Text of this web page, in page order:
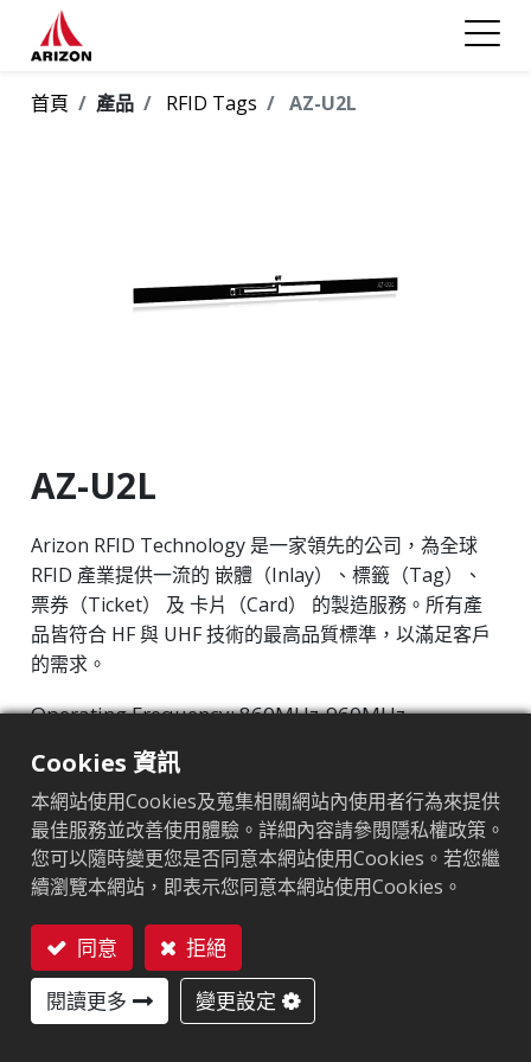
首頁 產品 RFID Tags AZ-U2L
AZ-U2L
Arizon RFID Technology 是一家領先的公司，為全球
RFID 產業提供一流的 嵌體（Inlay）、標籤（Tag）、
票券（Ticket） 及 卡片（Card） 的製造服務。所有產
品皆符合 HF 與 UHF 技術的最高品質標準，以滿足客戶
的需求。
Operating Frequency: 860MHz-960MHz
Integrated Circuit(IC): Kiloway KX2005X-BL
Protocol: EPC Class1 Gen2 ‧ ISO/IEC 18000-63
市場區隔:圖書館及文獻管理
晶片:Kiloway KX2005X-BL
天線尺寸（mm） :95x3
EPC記憶體:96-240 bits
用戶記憶體:1312 bits
Cookies 資訊
本網站使用Cookies及蒐集相關網站內使用者行為來提供
最佳服務並改善使用體驗。詳細內容請參閱隱私權政策。
您可以隨時變更您是否同意本網站使用Cookies。若您繼
續瀏覽本網站，即表示您同意本網站使用Cookies。
同意
拒絕
閱讀更多
變更設定